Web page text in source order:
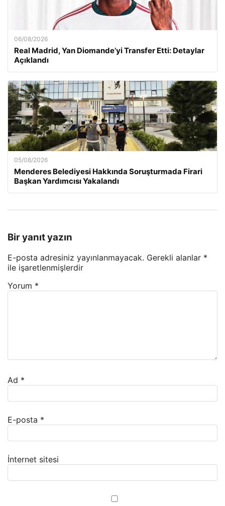
06/08/2026
Real Madrid, Yan Diomande’yi Transfer Etti: Detaylar
Açıklandı
05/08/2026
Menderes Belediyesi Hakkında Soruşturmada Firari
Başkan Yardımcısı Yakalandı
Bir yanıt yazın
E-posta adresiniz yayınlanmayacak. Gerekli alanlar *
ile işaretlenmişlerdir
Yorum *
Ad *
E-posta *
İnternet sitesi